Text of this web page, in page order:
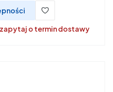
o termin dostawy